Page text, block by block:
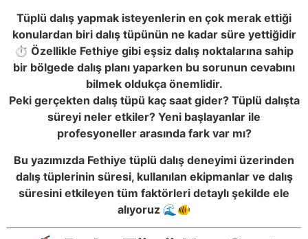
Tüplü dalış yapmak isteyenlerin en çok merak ettiği
konulardan biri dalış tüpünün ne kadar süre yettiğidir
⏱️ Özellikle Fethiye gibi eşsiz dalış noktalarına sahip
bir bölgede dalış planı yaparken bu sorunun cevabını
bilmek oldukça önemlidir.
Peki gerçekten dalış tüpü kaç saat gider? Tüplü dalışta
süreyi neler etkiler? Yeni başlayanlar ile
profesyoneller arasında fark var mı?
Bu yazımızda Fethiye tüplü dalış deneyimi üzerinden
dalış tüplerinin süresi, kullanılan ekipmanlar ve dalış
süresini etkileyen tüm faktörleri detaylı şekilde ele
alıyoruz 🌊🐠